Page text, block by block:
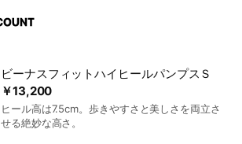
￥13,200
ビーナスフィットハイヒールパンプスＳ
ヒール高は7.5cm。歩きやすさと美しさを両立さ
せる絶妙な高さ。